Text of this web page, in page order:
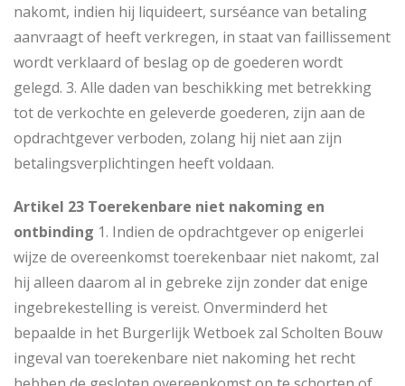
nakomt, indien hij liquideert, surséance van betaling
aanvraagt of heeft verkregen, in staat van faillissement
wordt verklaard of beslag op de goederen wordt
gelegd. 3. Alle daden van beschikking met betrekking
tot de verkochte en geleverde goederen, zijn aan de
opdrachtgever verboden, zolang hij niet aan zijn
betalingsverplichtingen heeft voldaan.
Artikel 23 Toerekenbare niet nakoming en
ontbinding 1. Indien de opdrachtgever op enigerlei
wijze de overeenkomst toerekenbaar niet nakomt, zal
hij alleen daarom al in gebreke zijn zonder dat enige
ingebrekestelling is vereist. Onverminderd het
bepaalde in het Burgerlijk Wetboek zal Scholten Bouw
ingeval van toerekenbare niet nakoming het recht